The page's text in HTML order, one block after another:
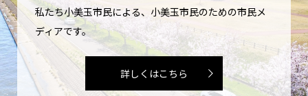
私たち小美玉市民による、小美玉市民のための市民メ
ディアです。
詳しくはこちら